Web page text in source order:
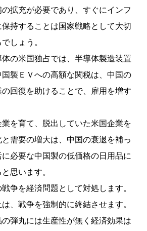
拡充が必要であり、すぐにインフ
持することは国家戦略として大切
しょう。
の米国独占では、半導体製造装置
製ＥＶへの高額な関税は、中国の
回復を助けることで、雇用を増す
を育て、脱出していた米国企業を
需要の増大は、中国の衰退を補っ
必要な中国製の低価格の日用品に
思います。
争を経済問題として対処します。
、戦争を強制的に終結させます。
弾丸には生産性が無く経済効果は